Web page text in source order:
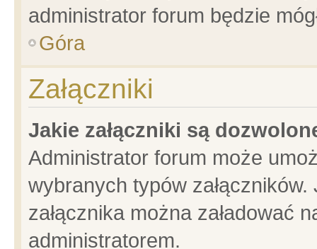
administrator forum będzie
Góra
Załączniki
Jakie załączniki są
Administrator forum może
wybranych typów
załącznika można załadować
administratorem.